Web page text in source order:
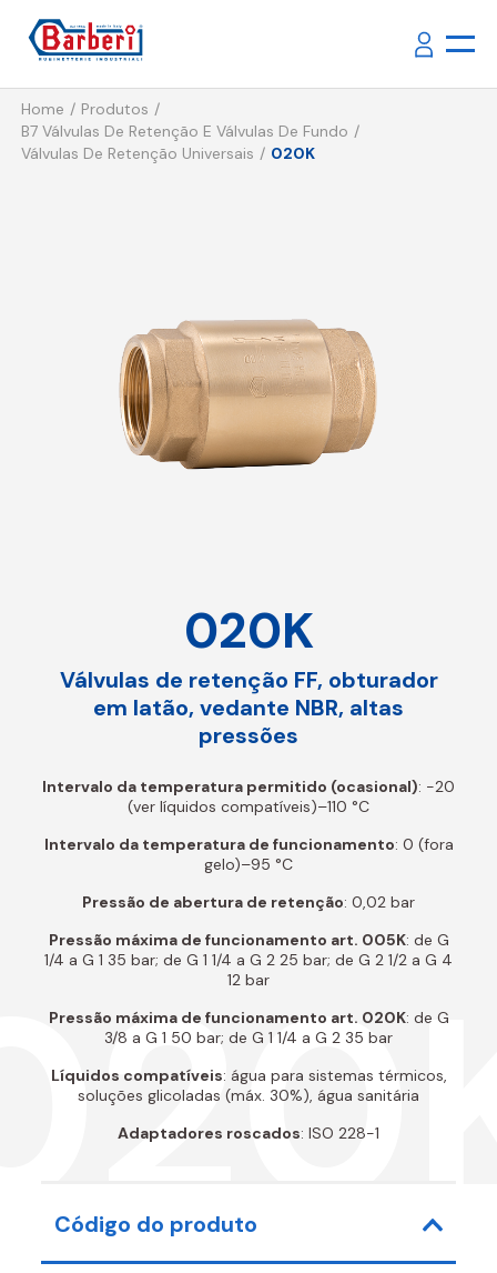
Home
Produtos
B7 Válvulas De Retenção E Válvulas De Fundo
Válvulas De Retenção Universais
020K
020K
Válvulas de retenção FF, obturador
em latão, vedante NBR, altas
pressões
Intervalo da temperatura permitido (ocasional): -20
(ver líquidos compatíveis)–110 °C
Intervalo da temperatura de funcionamento: 0 (fora
gelo)–95 °C
Pressão de abertura de retenção: 0,02 bar
Pressão máxima de funcionamento art. 005K: de G
1/4 a G 1 35 bar; de G 1 1/4 a G 2 25 bar; de G 2 1/2 a G 4
12 bar
Pressão máxima de funcionamento art. 020K: de G
3/8 a G 1 50 bar; de G 1 1/4 a G 2 35 bar
Líquidos compatíveis: água para sistemas térmicos,
soluções glicoladas (máx. 30%), água sanitária
Adaptadores roscados: ISO 228-1
Código do produto